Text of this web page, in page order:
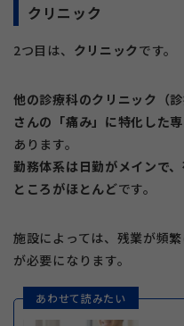
クリニック
2つ目は、 クリニックです。
他の診療科のクリニック（
さんの「痛み」に特化した
あります。
勤務体系は日勤がメインで
ところがほとんどです。
施設によっては、残業が頻
が必要になります。
あわせて読みたい